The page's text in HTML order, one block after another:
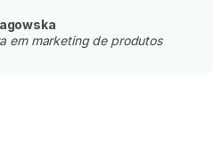
em marketing de produtos